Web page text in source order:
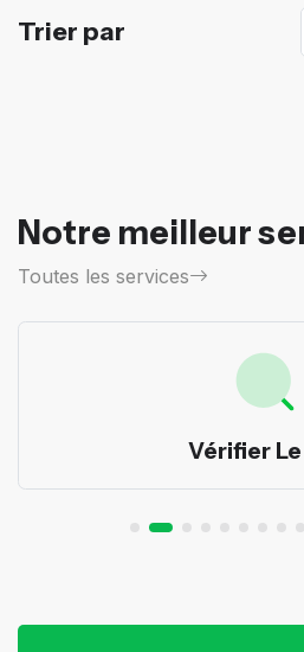
Trier par
Notre meilleur
Toutes les services
Vérifier Le